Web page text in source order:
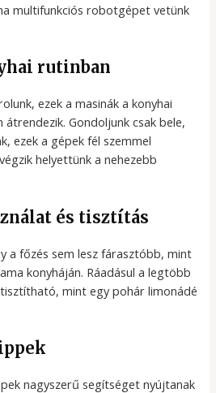
multifunkciós robotgépet vetünk
rutinban
ezek a masinák a konyhai
átrendezik. Gondoljunk csak bele,
ezek a gépek fél szemmel
helyettünk a nehezebb
és tisztítás
a főzés sem lesz fárasztóbb, mint
konyháján. Ráadásul a legtöbb
mint egy pohár limonádé
nagyszerű segítséget nyújtanak